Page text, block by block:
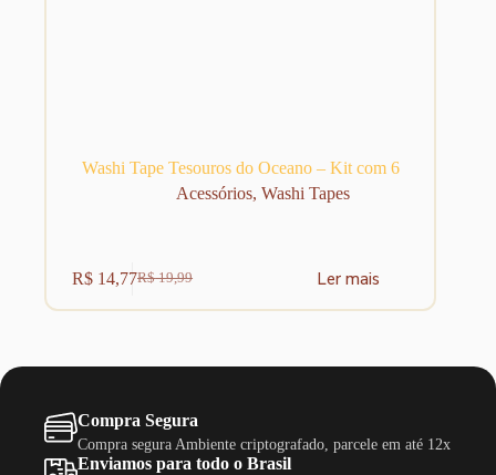
Washi Tape Tesouros do Oceano – Kit com 6
Acessórios, Washi Tapes
R$19,99
O
preço
R$ 19,99.
R$ 14,77O
preço
R$ 14,77.
Ler mais
Compra Segura
Compra segura Ambiente criptografado, parcele em até 12x
Enviamos para todo o Brasil